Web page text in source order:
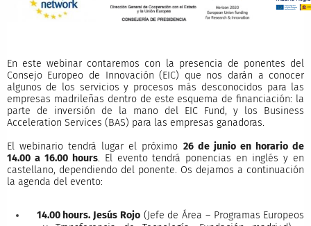
En este webinar contaremos con la presencia de ponentes del
Consejo Europeo de Innovación (EIC) que nos darán a conocer
algunos de los servicios y procesos más desconocidos para las
empresas madrileñas dentro de este esquema de financiación: la
parte de inversión de la mano del EIC Fund, y los Business
Acceleration Services (BAS) para las empresas ganadoras.
El webinario tendrá lugar el próximo 26 de junio en horario de
14.00 a 16.00 hours. El evento tendrá ponencias en inglés y en
castellano, dependiendo del ponente. Os dejamos a continuación
la agenda del evento:
14.00 hours. Jesús Rojo(Jefe de Área – Programas Europeos